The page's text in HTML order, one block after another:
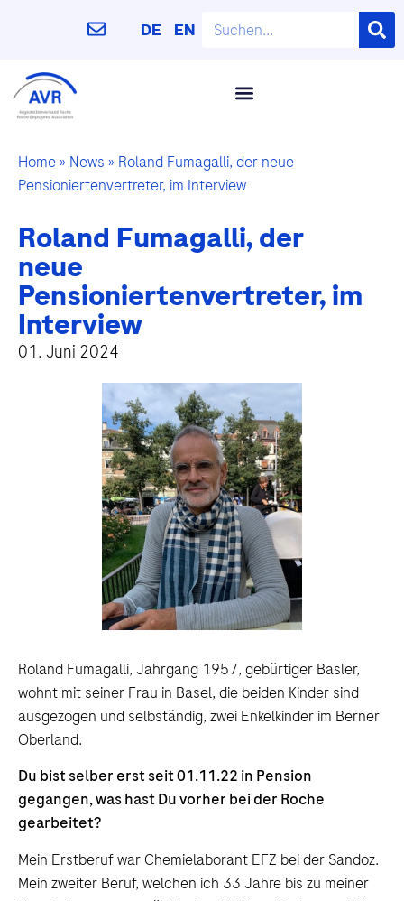
DE EN
Home» News » Roland Fumagalli, der neue
Pensioniertenvertreter, im Interview
Roland Fumagalli, der
neue
Pensioniertenvertreter, im
Interview
01. Juni 2024
Roland Fumagalli, Jahrgang 1957, gebürtiger Basler,
wohnt mit seiner Frau in Basel, die beiden Kinder sind
ausgezogen und selbständig, zwei Enkelkinder im Berner
Oberland.
Du bist selber erst seit 01.11.22 in Pension
gegangen, was hast Du vorher bei der Roche
gearbeitet?
Mein Erstberuf war Chemielaborant EFZ bei der Sandoz.
Mein zweiter Beruf, welchen ich 33 Jahre bis zu meiner